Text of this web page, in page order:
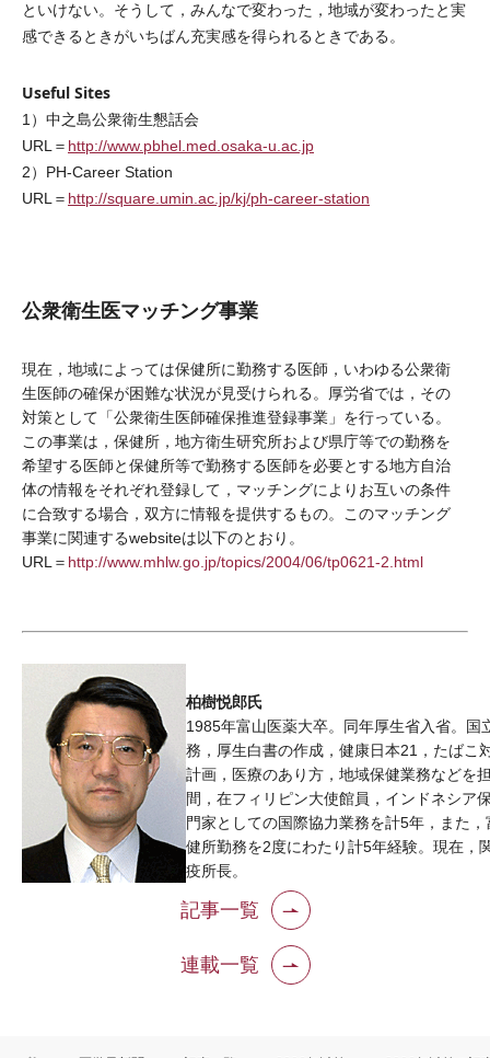
といけない。そうして，みんなで変わった，地域が変わったと実
感できるときがいちばん充実感を得られるときである。
Useful Sites
1）中之島公衆衛生懇話会
URL＝ http://www.pbhel.med.osaka-u.ac.jp
2）PH-Career Station
URL＝ http://square.umin.ac.jp/kj/ph-career-station
公衆衛生医マッチング事業
現在，地域によっては保健所に勤務する医師，いわゆる公衆衛
生医師の確保が困難な状況が見受けられる。厚労省では，その
対策として「公衆衛生医師確保推進登録事業」を行っている。
この事業は，保健所，地方衛生研究所および県庁等での勤務を
希望する医師と保健所等で勤務する医師を必要とする地方自治
体の情報をそれぞれ登録して，マッチングによりお互いの条件
に合致する場合，双方に情報を提供するもの。このマッチング
事業に関連するwebsiteは以下のとおり。
URL＝ http://www.mhlw.go.jp/topics/2004/06/tp0621-2.html
柏樹悦郎氏
1985年富山医薬大卒。同年厚生省入省。国
務，厚生白書の作成，健康日本21，たばこ
計画，医療のあり方，地域保健業務などを
間，在フィリピン大使館員，インドネシア
門家としての国際協力業務を計5年，また
健所勤務を2度にわたり計5年経験。現在，
疫所長。
記事一覧
連載一覧